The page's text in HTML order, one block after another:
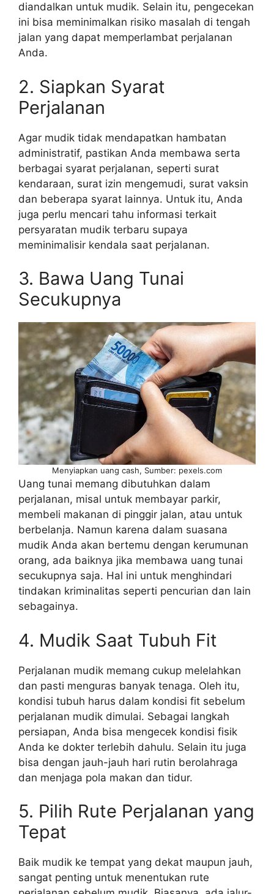
diandalkan untuk mudik. Selain itu, pengecekan
ini bisa meminimalkan risiko masalah di tengah
jalan yang dapat memperlambat perjalanan
Anda.
2. Siapkan Syarat
Perjalanan
Agar mudik tidak mendapatkan hambatan
administratif, pastikan Anda membawa serta
berbagai syarat perjalanan, seperti surat
kendaraan, surat izin mengemudi, surat vaksin
dan beberapa syarat lainnya. Untuk itu, Anda
juga perlu mencari tahu informasi terkait
persyaratan mudik terbaru supaya
meminimalisir kendala saat perjalanan.
3. Bawa Uang Tunai
Secukupnya
Menyiapkan uang cash, Sumber: pexels.com
Uang tunai memang dibutuhkan dalam
perjalanan, misal untuk membayar parkir,
membeli makanan di pinggir jalan, atau untuk
berbelanja. Namun karena dalam suasana
mudik Anda akan bertemu dengan kerumunan
orang, ada baiknya jika membawa uang tunai
secukupnya saja. Hal ini untuk menghindari
tindakan kriminalitas seperti pencurian dan lain
sebagainya.
4. Mudik Saat Tubuh Fit
Perjalanan mudik memang cukup melelahkan
dan pasti menguras banyak tenaga. Oleh itu,
kondisi tubuh harus dalam kondisi fit sebelum
perjalanan mudik dimulai. Sebagai langkah
persiapan, Anda bisa mengecek kondisi fisik
Anda ke dokter terlebih dahulu. Selain itu juga
bisa dengan jauh-jauh hari rutin berolahraga
dan menjaga pola makan dan tidur.
5. Pilih Rute Perjalanan yang
Tepat
Baik mudik ke tempat yang dekat maupun jauh,
sangat penting untuk menentukan rute